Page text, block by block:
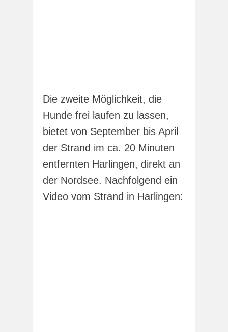
Die zweite Möglichkeit, die
Hunde frei laufen zu lassen,
bietet von September bis April
der Strand im ca. 20 Minuten
entfernten Harlingen, direkt an
der Nordsee. Nachfolgend ein
Video vom Strand in Harlingen: